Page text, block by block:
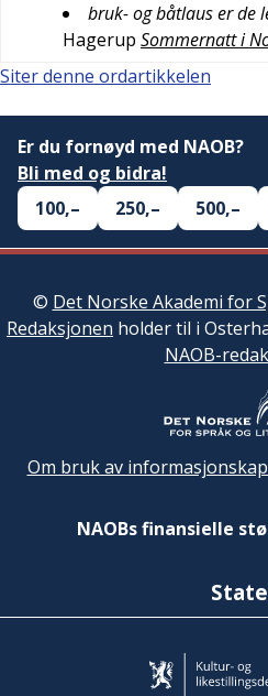
bruk- og båtlaus er de
Hagerup Sommernatt i
Siter denne ordartikkelen
Er du fornøyd med NAOB?
Bli med og bidra!
100,–
250,– 500,–
© Det Norske Akademi for
Redaksjonen holder til i
NAOB-
Om bruk av
NAOBs finansielle